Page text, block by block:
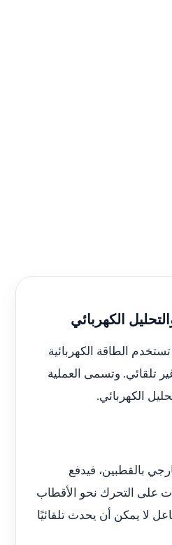
والتحليل الكهربائي
تستخدم الطاقة الكهربائية
تلقائي. وتسمى العملية
الكهربائي.
بالقطبين، فيدفع
على التحرك نحو الأقطاب
لا يمكن أن يحدث تلقائيًا